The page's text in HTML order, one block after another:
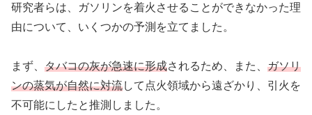
研究者らは、ガソリンを着火させることができなかった理
由について、いくつかの予測を立てました。
まず、 タバコの灰が急速に形成されるため、また、 ガソリ
ンの蒸気が自然に対流して点火領域から遠ざかり、引火を
不可能にしたと推測しました。